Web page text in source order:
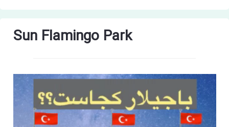
Sun Flamingo Park